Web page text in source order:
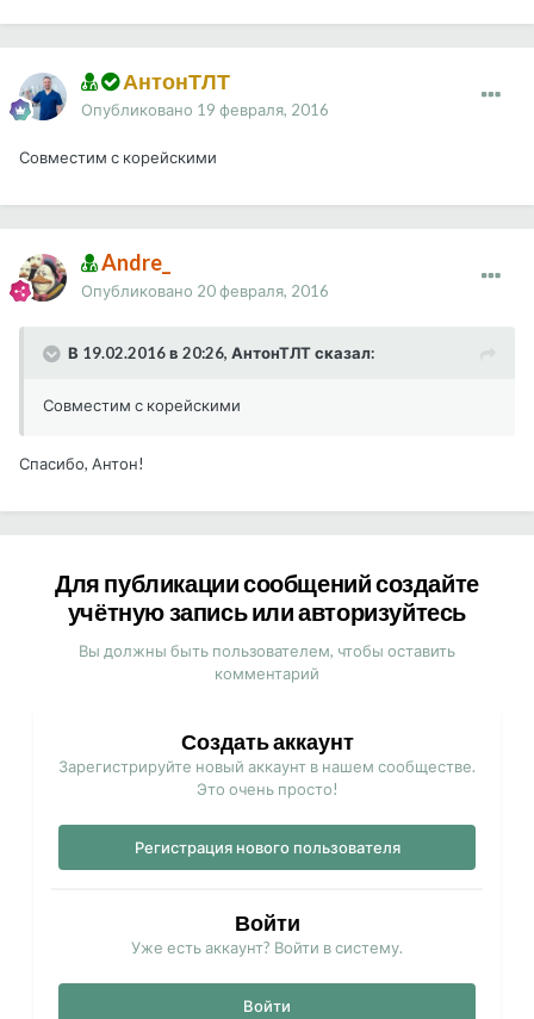
АнтонТЛТ
Опубликовано 19 февраля, 2016
Совместим с корейскими
Andre_
Опубликовано 20 февраля, 2016
В 19.02.2016 в 20:26, АнтонТЛТ сказал:
Совместим с корейскими
Спасибо, Антон!
Для публикации сообщений создайте
учётную запись или авторизуйтесь
Вы должны быть пользователем, чтобы оставить
комментарий
Создать аккаунт
Зарегистрируйте новый аккаунт в нашем сообществе.
Это очень просто!
Регистрация нового пользователя
Войти
Уже есть аккаунт? Войти в систему.
Войти